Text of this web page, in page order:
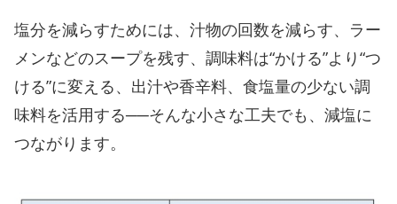
塩分を減らすためには、汁物の回数を減らす、ラー
メンなどのスープを残す、調味料は“かける”より“つ
ける”に変える、出汁や香辛料、食塩量の少ない調
味料を活用する──そんな小さな工夫でも、減塩に
つながります。